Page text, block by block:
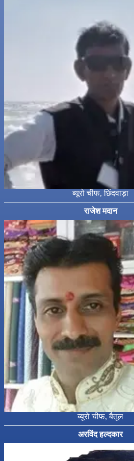
ब्यूरो चीफ, छिंदवाड़ा
राजेश मदान
ब्यूरो चीफ, बैतूल
अरविंद हल्दकार